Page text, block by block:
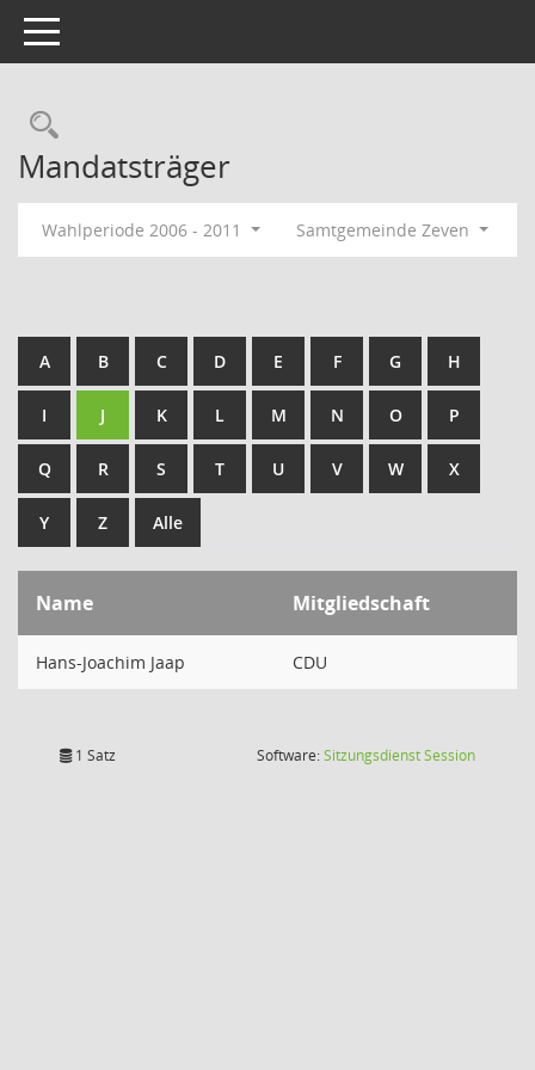
Toggle navigation
Rechercheauswahl
Mandatsträger
Wahlperiode 2006 - 2011 Samtgemeinde Zeven
A B C D E F G H
I J K L M N O P
Q R S T U V W X
Y Z Alle
Name Mitgliedschaft
Hans-Joachim Jaap CDU
1 Satz Software:SitzungsdienstSession(Wird in